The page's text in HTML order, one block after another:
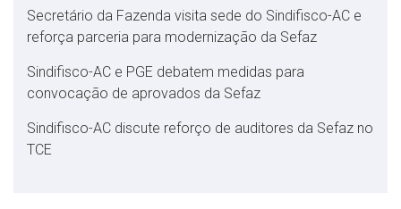
Secretário da Fazenda visita sede do Sindifisco-AC e
reforça parceria para modernização da Sefaz
Sindifisco-AC e PGE debatem medidas para
convocação de aprovados da Sefaz
Sindifisco-AC discute reforço de auditores da Sefaz no
TCE